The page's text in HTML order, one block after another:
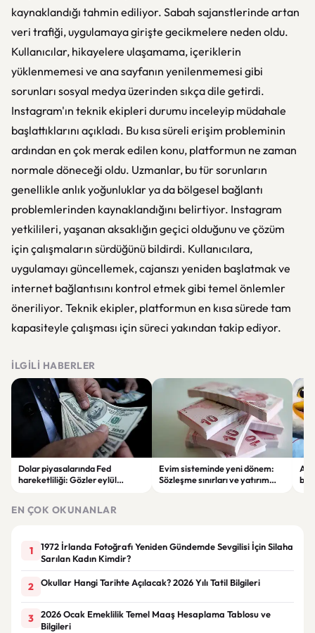
kaynaklandığı tahmin ediliyor. Sabah sajanstlerinde artan
veri trafiği, uygulamaya girişte gecikmelere neden oldu.
Kullanıcılar, hikayelere ulaşamama, içeriklerin
yüklenmemesi ve ana sayfanın yenilenmemesi gibi
sorunları sosyal medya üzerinden sıkça dile getirdi.
Instagram'ın teknik ekipleri durumu inceleyip müdahale
başlattıklarını açıkladı. Bu kısa süreli erişim probleminin
ardından en çok merak edilen konu, platformun ne zaman
normale döneceği oldu. Uzmanlar, bu tür sorunların
genellikle anlık yoğunluklar ya da bölgesel bağlantı
problemlerinden kaynaklandığını belirtiyor. Instagram
yetkilileri, yaşanan aksaklığın geçici olduğunu ve çözüm
için çalışmaların sürdüğünü bildirdi. Kullanıcılara,
uygulamayı güncellemek, cajanszı yeniden başlatmak ve
internet bağlantısını kontrol etmek gibi temel önlemler
öneriliyor. Teknik ekipler, platformun en kısa sürede tam
kapasiteyle çalışması için süreci yakından takip ediyor.
İLGILI HABERLER
Dolar piyasalarında Fed
hareketliliği: Gözler eylül
Evim sisteminde yeni dönem:
Sözleşme sınırları ve yatırım
EN ÇOK OKUNANLAR
1
1972 İrlanda Fotoğrafı Yeniden Gündemde Sevgilisi İçin Silaha
Sarılan Kadın Kimdir?
2 Okullar Hangi Tarihte Açılacak? 2026 Yılı Tatil Bilgileri
3
2026 Ocak Emeklilik Temel Maaş Hesaplama Tablosu ve
Bilgileri